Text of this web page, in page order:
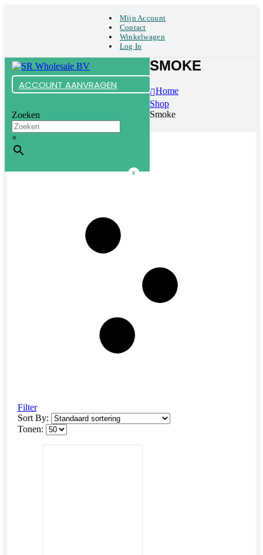
Mijn Account
Contact
Winkelwagen
Log In
ACCOUNT AANVRAGEN
Zoeken
×
0
SMOKE
Home
Shop
Smoke
Filter
Sort By:
Tonen: